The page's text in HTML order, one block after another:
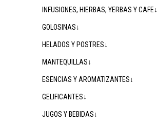
INFUSIONES, HIERBAS, YERBAS Y CAFE↓
GOLOSINAS↓
HELADOS Y POSTRES↓
MANTEQUILLAS↓
ESENCIAS Y AROMATIZANTES↓
GELIFICANTES↓
JUGOS Y BEBIDAS↓